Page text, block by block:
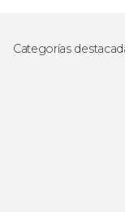
Categorías